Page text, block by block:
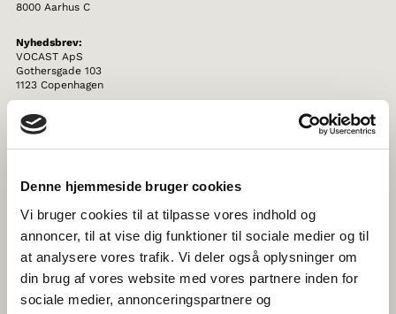
Denne hjemmeside bruger cookies
Vi bruger cookies til at tilpasse vores indhold og
annoncer, til at vise dig funktioner til sociale medier og til
at analysere vores trafik. Vi deler også oplysninger om
din brug af vores website med vores partnere inden for
sociale medier, annonceringspartnere og
8000 Aarhus C
Nyhedsbrev:
VOCAST ApS
Gothersgade 103
1123 Copenhagen
Det er vores ansvar at sikre, at dine personoplysninger behandles
ordentligt. Derfor stiller vi høje krav til vores samarbejdspartnere, og
vores partnere skal garantere, at dine personoplysninger er beskyttet.
Vi indgår derfor aftaler herom med virksomheder (databehandlere),
sikkerheden af dine personoplysninger.
VIDEREGIVELSE AF PERSONOPLYSNINGER
Vi videregiver ikke dine personoplysninger til tredjemand.